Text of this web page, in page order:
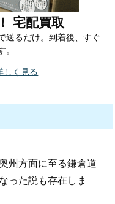
宅配買取
送るだけ。到着後、すぐ
しく見る
州方面に至る鎌倉道
った説も存在しま